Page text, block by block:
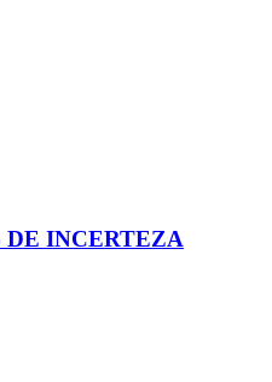
DE INCERTEZA